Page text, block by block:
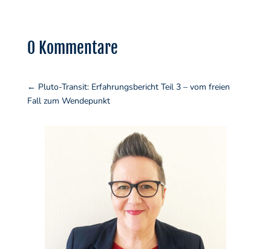
0 Kommentare
← Pluto-Transit: Erfahrungsbericht Teil 3 – vom freien
Fall zum Wendepunkt